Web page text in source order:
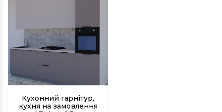
Кухонний гарнітур,
кухня на замовлення